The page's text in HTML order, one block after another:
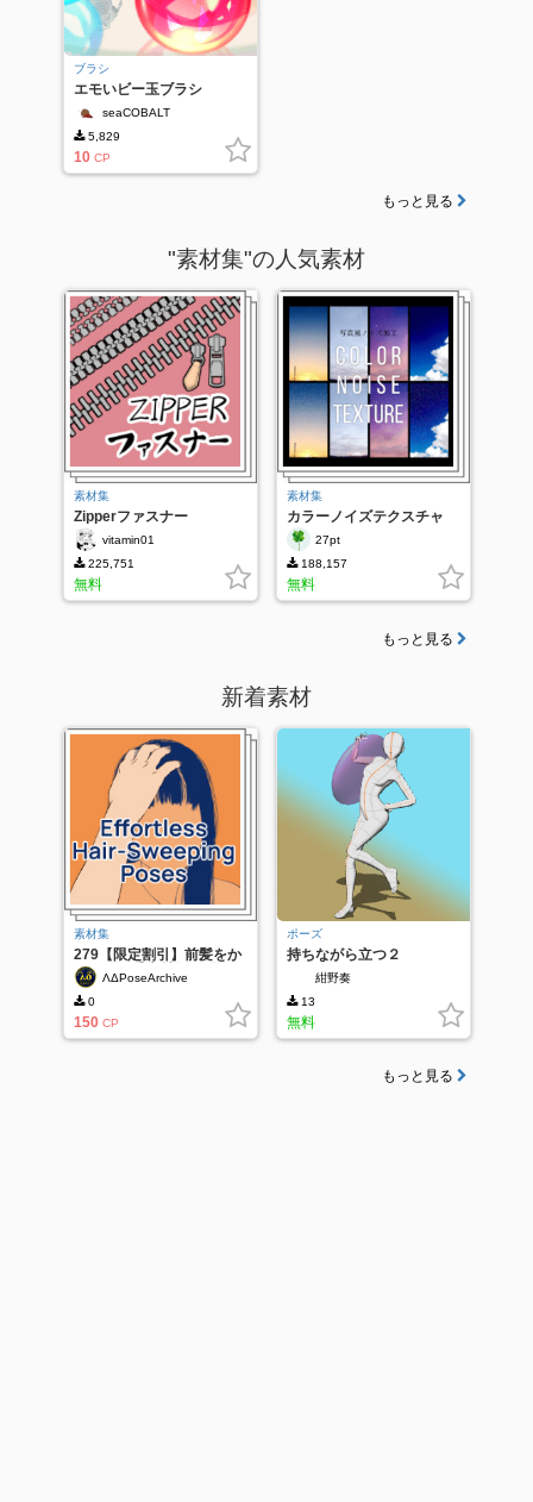
ブラシ
エモいビー玉ブラシ
seaCOBALT
5,829
10 CP
もっと見る
"素材集"の人気素材
素材集
Zipperファスナー
vitamin01
225,751
無料
素材集
カラーノイズテクスチャ
27pt
188,157
無料
もっと見る
新着素材
素材集
279【限定割引】前髪をか
きあげる手素材集：髪をか
きあげ・払うポーズ多アン
グル
ΛΔPoseArchive
0
150 CP
ポーズ
持ちながら立つ２
紺野奏
13
無料
もっと見る